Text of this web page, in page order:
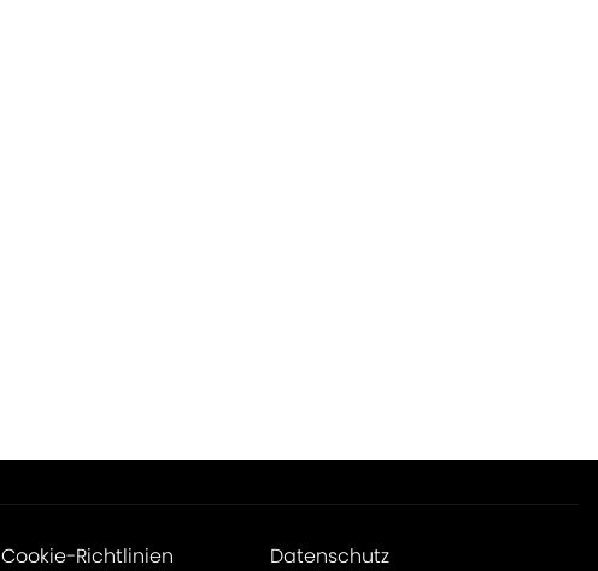
Cookie-Richtlinien Datenschutz